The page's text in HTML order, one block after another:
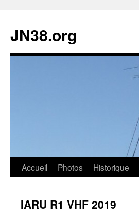
JN38.org
Aller
contenu
Accueil Photos Historique
IARU R1 VHF 2019